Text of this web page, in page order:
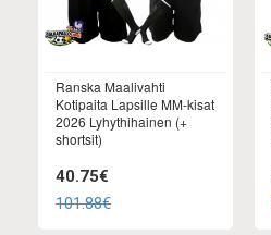
Ranska Maalivahti
Kotipaita Lapsille MM-kisat
2026 Lyhythihainen (+
shortsit)
40.75€
101.88€